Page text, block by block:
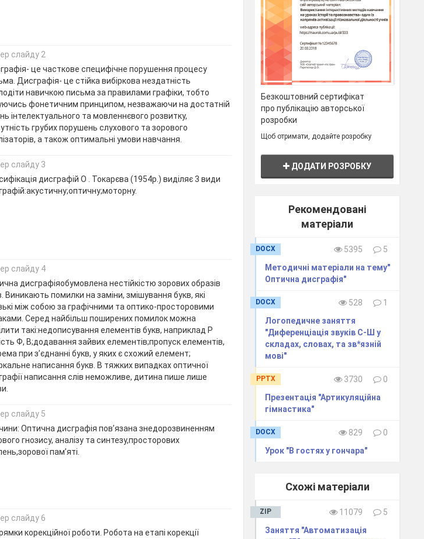
слайду 2
це часткове специфічне порушення процесу
Дисграфія- це стійка вибіркова нездатність
навичкою письма за правилами графіки, тобто
фонетичним принципом, незважаючи на достатній
інтелектуального та мовленнєвого розвитку,
грубих порушень слухового та зорового
а також оптимальні умови навчання.
слайду 3
дисграфій О . Токарєва (1954р.) виділяє 3 види
слайду 4
дисграфіяобумовлена нестійкістю зорових образів
Виникають помилки на заміни, змішування букв, які
між собою за графічними та оптико-просторовими
Серед найбільш поширених помилок можна
такі:недописування елементів букв, наприклад Р
Ф, В;додавання зайвих елементів;пропуск елементів,
при з’єднанні букв, у яких є схожий елемент;
написання букв. В тяжких випадках оптичної
написання слів неможливе, дитина пише лише
слайду 5
Оптична дисграфія пов’язана знедорозвиненням
гнозису, аналізу та синтезу,просторових
пам’яті.
слайду 6
корекційної роботи. Робота на етапі корекції
Безкоштовний сертифікат
про публікацію авторської
розробки
Щоб отримати, додайте розробку
ДОДАТИ РОЗРОБКУ
Рекомендовані
матеріали
DOCX 5395
5
Методичні матеріали на тему"
Оптична дисграфія"
DOCX 528
1
Логопедичне заняття
"Диференціація звуків С-Ш у
складах, словах, та зв*язній
мові"
PPTX 3730
0
Презентація "Артикуляційна
гімнастика"
DOCX 829
0
Урок "В гостях у гончара"
Схожі матеріали
ZIP 11079
5
Заняття "Автоматизація